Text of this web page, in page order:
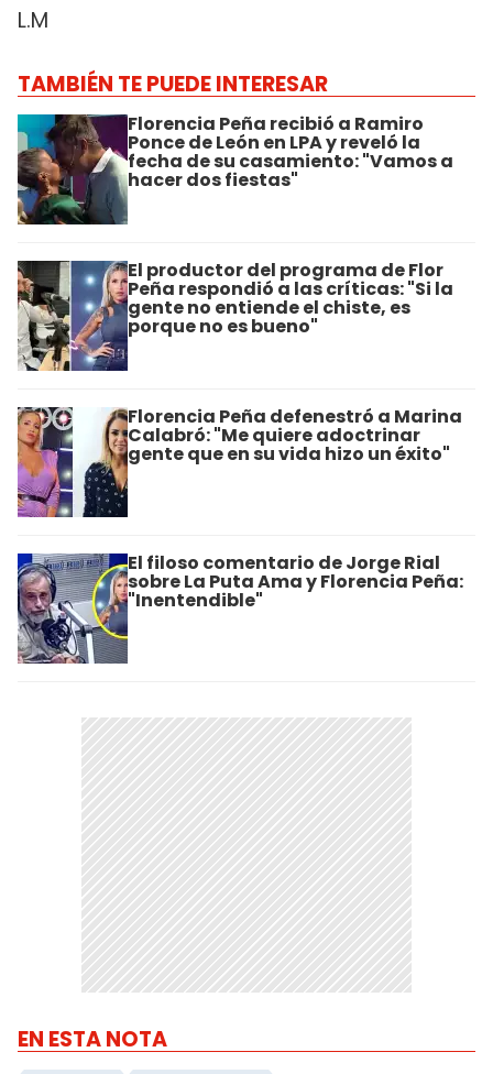
L.M
TAMBIÉN TE PUEDE INTERESAR
Florencia Peña recibió a Ramiro
Ponce de León en LPA y reveló la
fecha de su casamiento: "Vamos a
hacer dos fiestas"
El productor del programa de Flor
Peña respondió a las críticas: "Si la
gente no entiende el chiste, es
porque no es bueno"
Florencia Peña defenestró a Marina
Calabró: "Me quiere adoctrinar
gente que en su vida hizo un éxito"
El filoso comentario de Jorge Rial
sobre La Puta Ama y Florencia Peña:
"Inentendible"
EN ESTA NOTA